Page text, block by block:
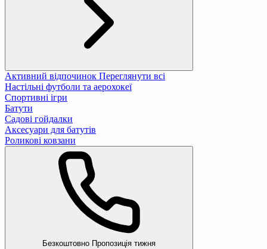
Активний відпочинок Переглянути всі
Настільні футболи та аерохокеї
Спортивні ігри
Батути
Садові гойдалки
Аксесуари для батутів
Роликові ковзани
Безкоштовно Пропозиція тижня